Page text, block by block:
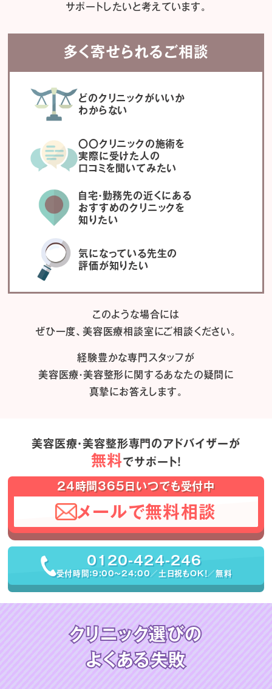
サポートしたいと考えています。
多く寄せられるご相談
どのクリニックがいいか
わからない
〇〇クリニックの施術を
実際に受けた人の
口コミを聞いてみたい
自宅・勤務先の近くにある
おすすめのクリニックを
知りたい
気になっている先生の
評価が知りたい
このような場合には
ぜひ一度、美容医療相談室にご相談ください。
経験豊かな専門スタッフが
美容医療・美容整形に関するあなたの疑問に
真摯にお答えします。
美容医療・美容整形専門のアドバイザーが
無料でサポート！
24時間365日いつでも受付中
メールで無料相談
0120-424-246
受付時間：9:00〜24:00／土日祝もOK！／無料
クリニック選びの
よくある失敗